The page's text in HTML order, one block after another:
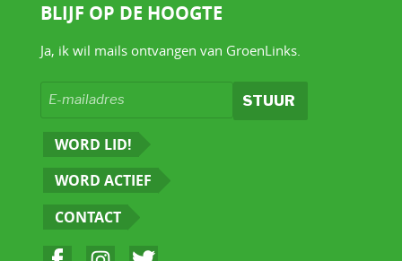
BLIJF OP DE HOOGTE
Ja, ik wil mails ontvangen van GroenLinks.
WORD LID!
WORD ACTIEF
CONTACT